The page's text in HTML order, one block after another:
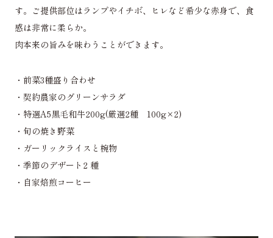
す。ご提供部位はランプやイチボ、ヒレなど希少な赤身で、食
感は非常に柔らか。
肉本来の旨みを味わうことができます。
・前菜3種盛り合わせ
・契約農家のグリーンサラダ
・特選A5黒毛和牛200g(厳選2種 100g×2)
・旬の焼き野菜
・ガーリックライスと椀物
・季節のデザート2 種
・自家焙煎コーヒー